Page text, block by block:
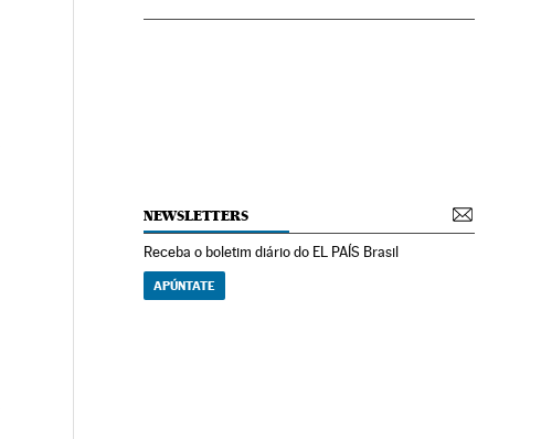
NEWSLETTERS
Receba o boletim diário do EL PAÍS Brasil
APÚNTATE